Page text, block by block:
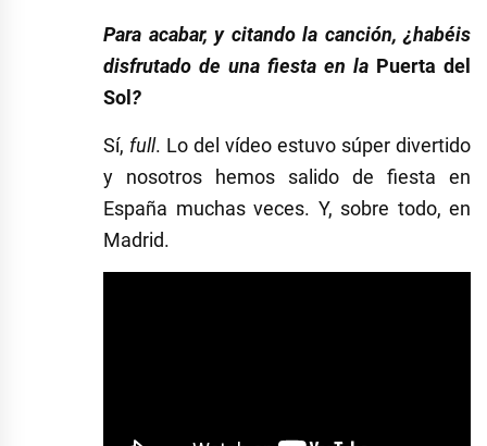
Para acabar, y citando la canción, ¿habéis
disfrutado de una fiesta en la Puerta del
Sol ?
Sí, full. Lo del vídeo estuvo súper divertido
y nosotros hemos salido de fiesta en
España muchas veces. Y, sobre todo, en
Madrid.